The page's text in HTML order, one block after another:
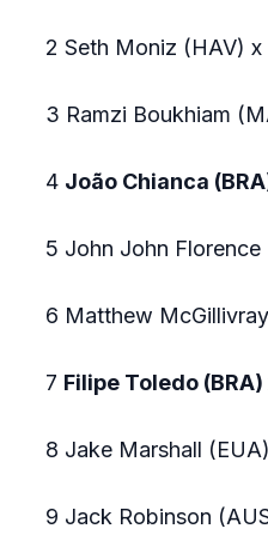
2 Seth Moniz (HAV)
3 Ramzi Boukhiam
4 João Chianca
5 John John
6 Matthew
7 Filipe Toledo
8 Jake Marshall
9 Jack Robinson